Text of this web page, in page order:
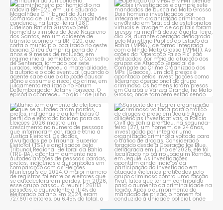
Tribunal do Júri condena
caminhoneiro por...
1 0
Operação do MPBA e MPMT
prende dois investigados e...
1 0
Bahia tem aumento de eleitores
que se autodeclaram...
1 0
Suspeito de integrar
organização criminosa
voltada...
1 0